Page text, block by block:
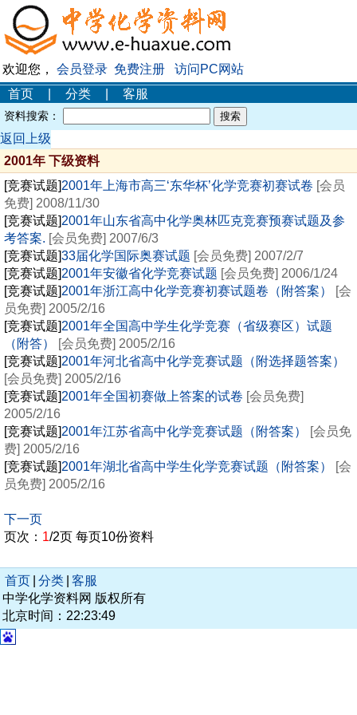
欢迎您， 会员登录 免费注册
访问PC网站
首页
分类 客服
资料搜索：
返回上级
2001年 下级资料
[竞赛试题]2001年上海市高三‘东华杯’化学竞赛初赛试卷 [会员
免费] 2008/11/30
[竞赛试题]2001年山东省高中化学奥林匹克竞赛预赛试题及参
考答案. [会员免费] 2007/6/3
[竞赛试题]33届化学国际奥赛试题 [会员免费] 2007/2/7
[竞赛试题]2001年安徽省化学竞赛试题 [会员免费] 2006/1/24
[竞赛试题]2001年浙江高中化学竞赛初赛试题卷（附答案）
[会
员免费] 2005/2/16
[竞赛试题]2001年全国高中学生化学竞赛（省级赛区）试题
（附答）
[会员免费] 2005/2/16
[竞赛试题]2001年河北省高中化学竞赛试题（附选择题答案）
[会员免费] 2005/2/16
[竞赛试题]2001年全国初赛做上答案的试卷 [会员免费]
2005/2/16
[竞赛试题]2001年江苏省高中化学竞赛试题（附答案）
[会员免
费] 2005/2/16
[竞赛试题]2001年湖北省高中学生化学竞赛试题（附答案）
[会
员免费] 2005/2/16
下一页
页次： 1/2页 每页10份资料
首页 分类 客服
中学化学资料网 版权所有
北京时间：22:23:49